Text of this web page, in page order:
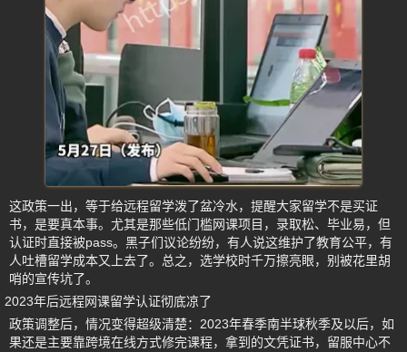
这政策一出，等于给远程留学泼了盆冷水，提醒大家留学不是买证
书，是要真本事。尤其是那些低门槛网课项目，录取松、毕业易，但
认证时直接被pass。黑子们议论纷纷，有人说这维护了教育公平，有
人吐槽留学成本又上去了。总之，选学校时千万擦亮眼，别被花里胡
哨的宣传坑了。
2023年后远程网课留学认证彻底凉了
政策调整后，情况变得超级清楚：2023年春季南半球秋季及以后，如
果还是主要靠跨境在线方式修完课程，拿到的文凭证书，留服中心不